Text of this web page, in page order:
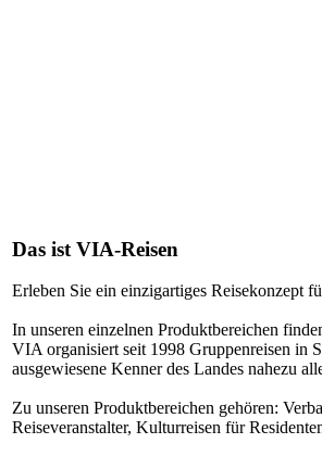
Das ist VIA-Reisen
Erleben Sie ein einzigartiges Reisekonzept
In unseren einzelnen Produktbereichen
VIA organisiert seit 1998 Gruppenreisen in
ausgewiesene Kenner des Landes nahezu
Zu unseren Produktbereichen gehören:
Reiseveranstalter, Kulturreisen für